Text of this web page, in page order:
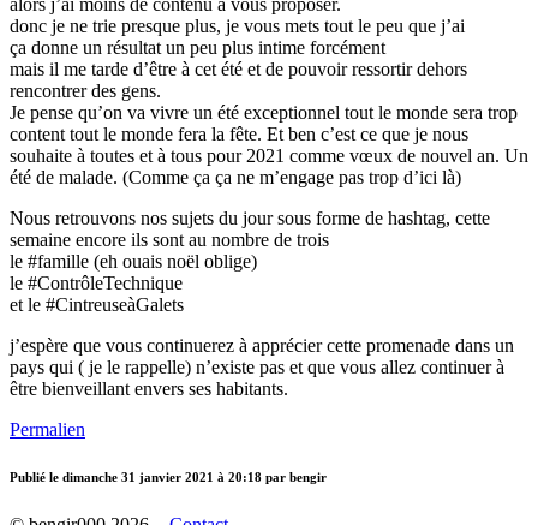
alors j’ai moins de contenu à vous proposer.
donc je ne trie presque plus, je vous mets tout le peu que j’ai
ça donne un résultat un peu plus intime forcément
mais il me tarde d’être à cet été et de pouvoir ressortir dehors
rencontrer des gens.
Je pense qu’on va vivre un été exceptionnel tout le monde sera trop
content tout le monde fera la fête. Et ben c’est ce que je nous
souhaite à toutes et à tous pour 2021 comme vœux de nouvel an. Un
été de malade. (Comme ça ça ne m’engage pas trop d’ici là)
Nous retrouvons nos sujets du jour sous forme de hashtag, cette
semaine encore ils sont au nombre de trois
le #famille (eh ouais noël oblige)
le #ContrôleTechnique
et le #CintreuseàGalets
j’espère que vous continuerez à apprécier cette promenade dans un
pays qui ( je le rappelle) n’existe pas et que vous allez continuer à
être bienveillant envers ses habitants.
Permalien
Publié le dimanche 31 janvier 2021 à 20:18 par bengir